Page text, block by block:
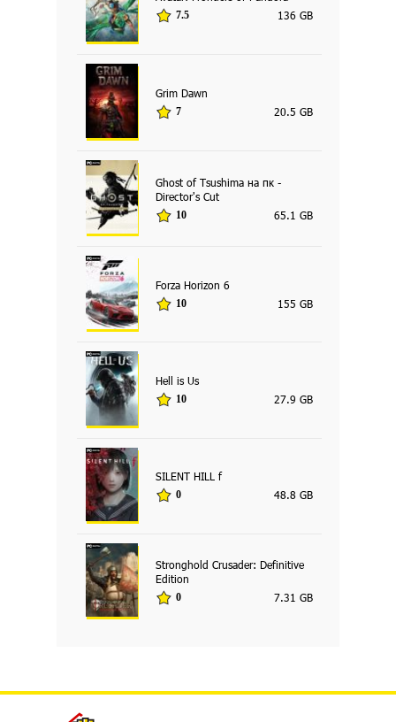
7.5 136 GB
Grim Dawn
7 20.5 GB
Ghost of Tsushima на пк -
Director's Cut
10 65.1 GB
Forza Horizon 6
10 155 GB
Hell is Us
10 27.9 GB
SILENT HILL f
0 48.8 GB
Stronghold Crusader: Definitive
Edition
0 7.31 GB